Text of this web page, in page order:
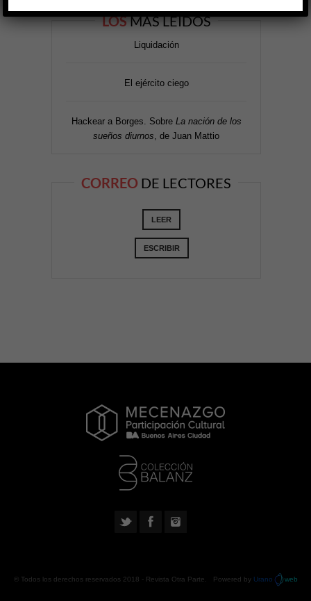
LOSMÁS LEÍDOS
Liquidación
El ejército ciego
Hackear a Borges. Sobre La nación de los
sueños diurnos , de Juan Mattio
CORREO DE LECTORES
LEER
ESCRIBIR
© Todos los derechos reservados 2018 - Revista Otra Parte . Powered by Urano web